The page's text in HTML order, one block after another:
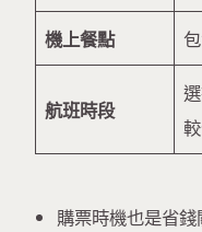
機上餐點
航班時段
購票時機也是省錢